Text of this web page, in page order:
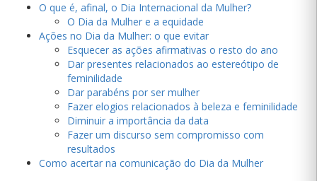
O que é, afinal, o Dia Internacional da Mulher?
O Dia da Mulher e a equidade
Ações no Dia da Mulher: o que evitar
Esquecer as ações afirmativas o resto do ano
Dar presentes relacionados ao estereótipo de
feminilidade
Dar parabéns por ser mulher
Fazer elogios relacionados à beleza e feminilidade
Diminuir a importância da data
Fazer um discurso sem compromisso com
resultados
Como acertar na comunicação do Dia da Mulher